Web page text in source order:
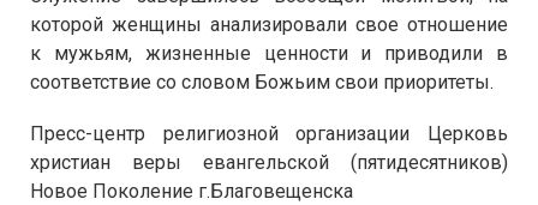
которой женщины анализировали свое отношение
к мужьям, жизненные ценности и приводили в
соответствие со словом Божьим свои приоритеты.
Пресс-центр религиозной организации Церковь
христиан веры евангельской (пятидесятников)
Новое Поколение г.Благовещенска